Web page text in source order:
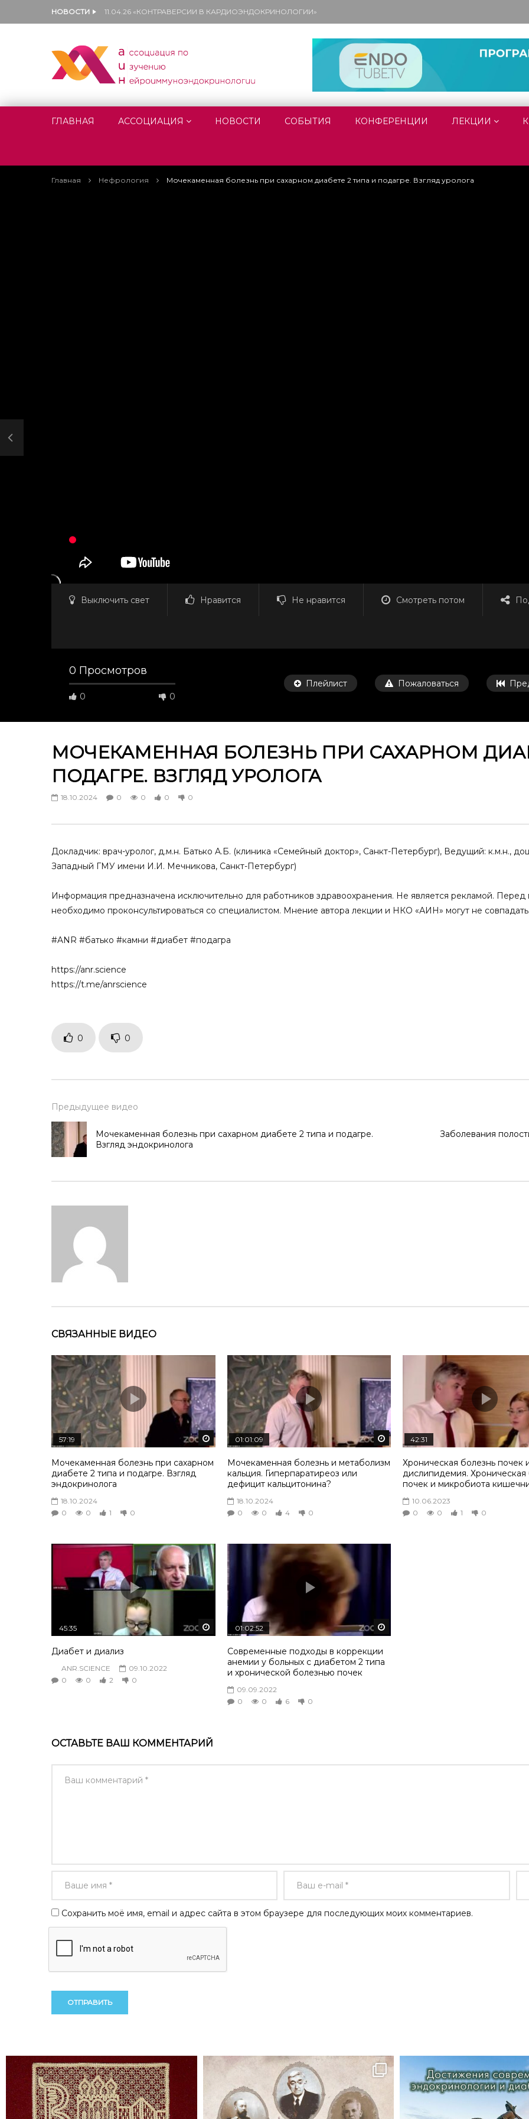
НОВОСТИ 11.04.26 «КОНТРАВЕРСИИ В КАРДИОЭНДОКРИНОЛОГИИ»
ГЛАВНАЯ АССОЦИАЦИЯ НОВОСТИ СОБЫТИЯ КОНФЕРЕНЦИИ ЛЕКЦИИ
Главная Нефрология Мочекаменная болезнь при сахарном диабете 2 типа и подагре. Взгляд уролога
Выключить свет Нравится Не нравится Смотреть потом
0 Просмотров
0 0
Плейлист Пожаловаться
Смотреть потом
57:19
Мочекаменная болезнь при
подагре. Взгляд эндокринолога
0
0 1 0
01:01:09
Гиперпаратиреоз или дефицит
18.10.2024
0
0 4 0
болезнь почек и микробиота
10.06.2023
МОЧЕКАМЕННАЯ БОЛЕЗНЬ ПРИ САХАРНОМ
ПОДАГРЕ. ВЗГЛЯД УРОЛОГА
18.10.2024 0 0 0 0
Докладчик: врач-уролог, д.м.н. Батько A.Б. (клиника «Семейный доктор», Санкт-Петербург), Ведущий: к.м.н.,
Западный ГМУ имени И.И. Мечникова, Санкт-Петербург)
Информация предназначена исключительно для работников здравоохранения. Не является рекламой.
необходимо проконсультироваться со специалистом. Мнение автора лекции и НКО «АИН» могут не совпадать.
#ANR #батько #камни #диабет #подагра
https://anr.science
https://t.me/anrscience
0 0
Предыдущее видео
Мочекаменная болезнь при сахарном диабете 2 типа и подагре.
Взгляд эндокринолога
Заболевания
СВЯЗАННЫЕ ВИДЕО
Смотреть потом
57:19
Мочекаменная болезнь при сахарном
диабете 2 типа и подагре. Взгляд
эндокринолога
18.10.2024
0
0 1 0
Смотреть потом
01:01:09
Мочекаменная болезнь и метаболизм
кальция. Гиперпаратиреоз или
дефицит кальцитонина?
18.10.2024
0
0 4 0
42:31
Хроническая болезнь почек
дислипидемия. Хроническая
почек и микробиота
10.06.2023
0
0 1 0
Смотреть потом
45:35
Диабет и диализ
ANR.SCIENCE
09.10.2022
0
0 2 0
01:02:52
Современные подходы в коррекции
анемии у больных с диабетом 2 типа
и хронической болезнью почек
09.09.2022
0
0 6 0
ОСТАВЬТЕ ВАШ КОММЕНТАРИЙ
Сохранить моё имя, email и адрес сайта в этом браузере для последующих моих комментариев.